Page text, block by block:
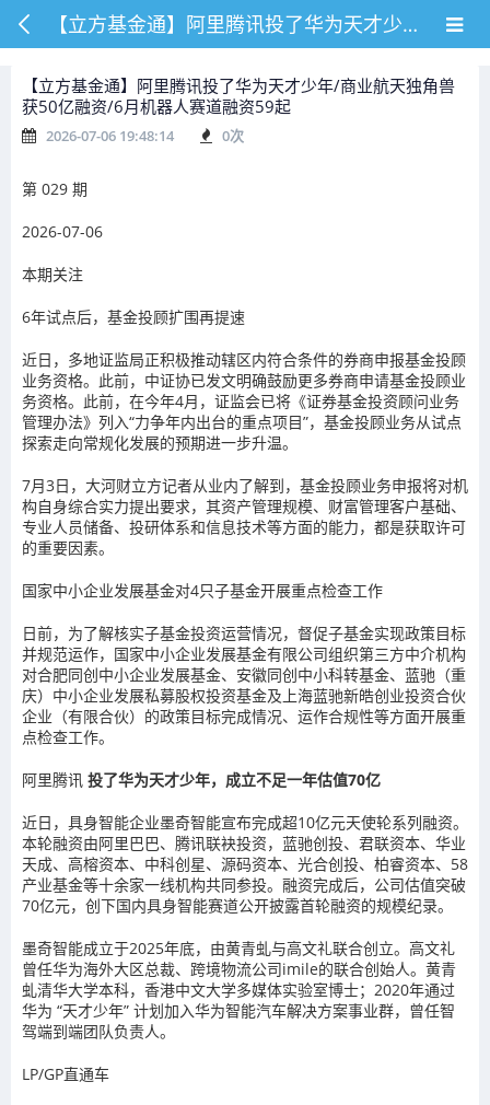
【立方基金通】阿里腾讯投了华为天才少年/商业航天独角兽获50亿融资/6月机器人赛道融资59起
【立方基金通】阿里腾讯投了华为天才少年/商业航天独角兽
获50亿融资/6月机器人赛道融资59起
2026-07-06 19:48:14 0次
第 029 期
2026-07-06
本期关注
6年试点后，基金投顾扩围再提速
近日，多地证监局正积极推动辖区内符合条件的券商申报基金投顾
业务资格。此前，中证协已发文明确鼓励更多券商申请基金投顾业
务资格。此前，在今年4月，证监会已将《证券基金投资顾问业务
管理办法》列入“力争年内出台的重点项目”，基金投顾业务从试点
探索走向常规化发展的预期进一步升温。
7月3日，大河财立方记者从业内了解到，基金投顾业务申报将对机
构自身综合实力提出要求，其资产管理规模、财富管理客户基础、
专业人员储备、投研体系和信息技术等方面的能力，都是获取许可
的重要因素。
国家中小企业发展基金对4只子基金开展重点检查工作
日前，为了解核实子基金投资运营情况，督促子基金实现政策目标
并规范运作，国家中小企业发展基金有限公司组织第三方中介机构
对合肥同创中小企业发展基金、安徽同创中小科转基金、蓝驰（重
庆）中小企业发展私募股权投资基金及上海蓝驰新皓创业投资合伙
企业（有限合伙）的政策目标完成情况、运作合规性等方面开展重
点检查工作。
阿里腾讯 投了华为天才少年，成立不足一年估值70亿
近日，具身智能企业墨奇智能宣布完成超10亿元天使轮系列融资。
本轮融资由阿里巴巴、腾讯联袂投资，蓝驰创投、君联资本、华业
天成、高榕资本、中科创星、源码资本、光合创投、柏睿资本、58
产业基金等十余家一线机构共同参投。融资完成后，公司估值突破
70亿元，创下国内具身智能赛道公开披露首轮融资的规模纪录。
墨奇智能成立于2025年底，由黄青虬与高文礼联合创立。高文礼
曾任华为海外大区总裁、跨境物流公司imile的联合创始人。黄青
虬清华大学本科，香港中文大学多媒体实验室博士；2020年通过
华为 “天才少年” 计划加入华为智能汽车解决方案事业群，曾任智
驾端到端团队负责人。
LP/GP直通车